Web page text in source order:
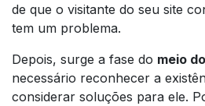
de que o visitante do seu site
tem um problema.
Depois, surge a fase do meio
necessário reconhecer a
considerar soluções para ele.